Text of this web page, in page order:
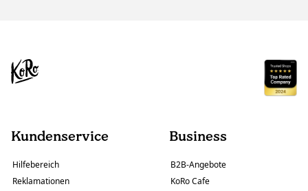
Kundenservice
Hilfebereich
Reklamationen
Business
B2B-Angebote
KoRo Cafe